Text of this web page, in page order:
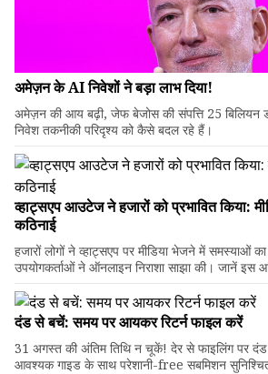
अमेज़न के AI निवेशों ने बड़ा लाभ दिया!
अमेज़न की आय बढ़ी, जेफ बेजोस की संपत्ति 25 बिलियन
निवेश तकनीकी परिदृश्य को कैसे बदल रहे हैं।
व्हाट्सएप आउटेज ने हजारों को प्रभावित किया:
कठिनाई
हजारों लोगों ने व्हाट्सएप पर मीडिया भेजने में समस्याओं का
उपयोगकर्ताओं ने ऑनलाइन निराशा साझा की। जानें
दंड से बचें: समय पर आयकर रिटर्न फाइल करें
31 अगस्त की अंतिम तिथि न चूकें! देर से फाइलिंग पर दंड
आवश्यक गाइड के साथ परेशानी-free सबमिशन